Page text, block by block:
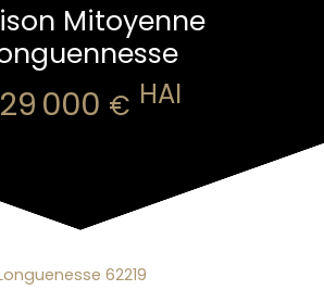
Mitoyenne
000 € HAI
62219